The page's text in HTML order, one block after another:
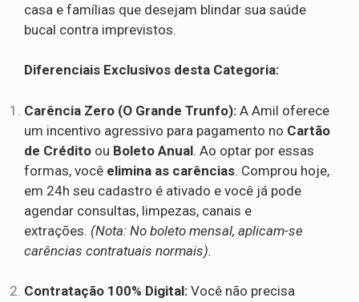
casa e famílias que desejam blindar sua saúde
bucal contra imprevistos.
Diferenciais Exclusivos desta Categoria:
Carência Zero (O Grande Trunfo): A Amil oferece
um incentivo agressivo para pagamento no Cartão
de Crédito ou Boleto Anual. Ao optar por essas
formas, você elimina as carências. Comprou hoje,
em 24h seu cadastro é ativado e você já pode
agendar consultas, limpezas, canais e
extrações. (Nota: No boleto mensal, aplicam-se
carências contratuais normais).
Contratação 100% Digital: Você não precisa